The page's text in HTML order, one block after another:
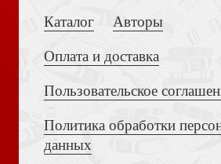
Неизбежность Пасхи.
Царство Небес. Нагорная
Достоевский Ф.М. Сила и правда
Каталог
Авторы
Оплата и доставка
Пользовательское
Политика обработки
данных